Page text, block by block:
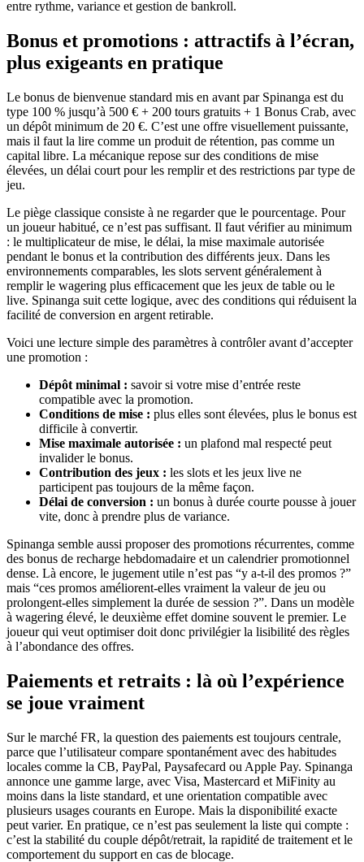
entre rythme, variance et gestion de bankroll.
Bonus et promotions : attractifs à l’écran,
plus exigeants en pratique
Le bonus de bienvenue standard mis en avant par Spinanga est du
type 100 % jusqu’à 500 € + 200 tours gratuits + 1 Bonus Crab, avec
un dépôt minimum de 20 €. C’est une offre visuellement puissante,
mais il faut la lire comme un produit de rétention, pas comme un
capital libre. La mécanique repose sur des conditions de mise
élevées, un délai court pour les remplir et des restrictions par type de
jeu.
Le piège classique consiste à ne regarder que le pourcentage. Pour
un joueur habitué, ce n’est pas suffisant. Il faut vérifier au minimum
: le multiplicateur de mise, le délai, la mise maximale autorisée
pendant le bonus et la contribution des différents jeux. Dans les
environnements comparables, les slots servent généralement à
remplir le wagering plus efficacement que les jeux de table ou le
live. Spinanga suit cette logique, avec des conditions qui réduisent la
facilité de conversion en argent retirable.
Voici une lecture simple des paramètres à contrôler avant d’accepter
une promotion :
Dépôt minimal : savoir si votre mise d’entrée reste
compatible avec la promotion.
Conditions de mise : plus elles sont élevées, plus le bonus est
difficile à convertir.
Mise maximale autorisée : un plafond mal respecté peut
invalider le bonus.
Contribution des jeux : les slots et les jeux live ne
participent pas toujours de la même façon.
Délai de conversion : un bonus à durée courte pousse à jouer
vite, donc à prendre plus de variance.
Spinanga semble aussi proposer des promotions récurrentes, comme
des bonus de recharge hebdomadaire et un calendrier promotionnel
dense. Là encore, le jugement utile n’est pas “y a-t-il des promos ?”
mais “ces promos améliorent-elles vraiment la valeur de jeu ou
prolongent-elles simplement la durée de session ?”. Dans un modèle
à wagering élevé, le deuxième effet domine souvent le premier. Le
joueur qui veut optimiser doit donc privilégier la lisibilité des règles
à l’abondance des offres.
Paiements et retraits : là où l’expérience
se joue vraiment
Sur le marché FR, la question des paiements est toujours centrale,
parce que l’utilisateur compare spontanément avec des habitudes
locales comme la CB, PayPal, Paysafecard ou Apple Pay. Spinanga
annonce une gamme large, avec Visa, Mastercard et MiFinity au
moins dans la liste standard, et une orientation compatible avec
plusieurs usages courants en Europe. Mais la disponibilité exacte
peut varier. En pratique, ce n’est pas seulement la liste qui compte :
c’est la stabilité du couple dépôt/retrait, la rapidité de traitement et le
comportement du support en cas de blocage.